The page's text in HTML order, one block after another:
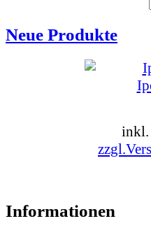
Neue Produkte
inkl.
Informationen